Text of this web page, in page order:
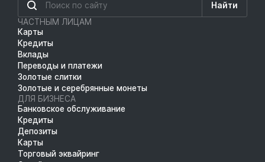
Найти
ЧАСТНЫМ ЛИЦАМ
Карты
Кредиты
Вклады
Переводы и платежи
Золотые слитки
Золотые и серебрянные монеты
ДЛЯ БИЗНЕСА
Банковское обслуживание
Кредиты
Депозиты
Карты
Торговый эквайринг